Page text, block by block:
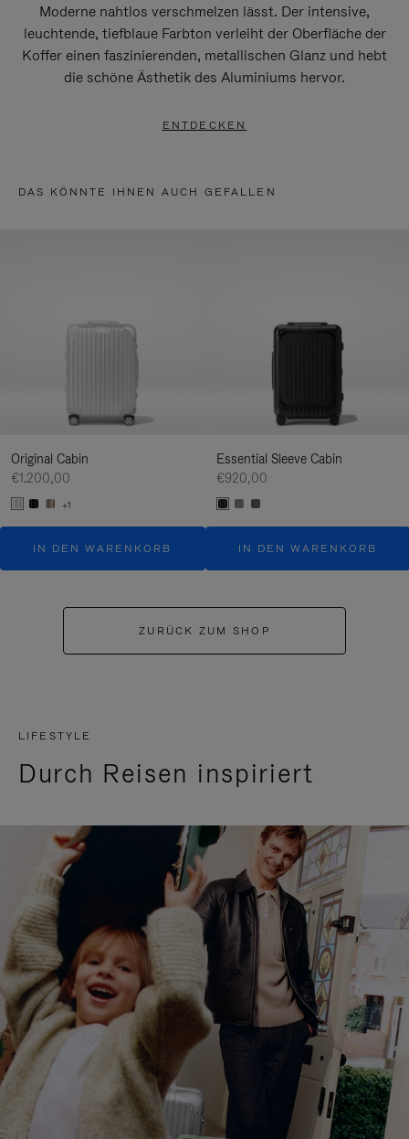
Moderne nahtlos verschmelzen lässt. Der intensive,
leuchtende, tiefblaue Farbton verleiht der Oberfläche der
Koffer einen faszinierenden, metallischen Glanz und hebt
die schöne Ästhetik des Aluminiums hervor.
ENTDECKEN
DAS KÖNNTE IHNEN AUCH GEFALLEN
Original Cabin
€1.200,00
+1
IN DEN WARENKORB
Essential Sleeve Cabin
€920,00
IN DEN WARENKORB
ZURÜCK ZUM SHOP
LIFESTYLE
Durch Reisen inspiriert